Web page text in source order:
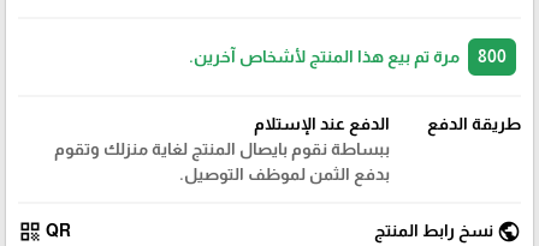
مرة تم بيع هذا المنتج لأشخاص آخرين.
طريقة الدفع
الدفع عند الإستلام
ببساطة نقوم بايصال المنتج لغاية منزلك وتقوم
بدفع الثمن لموظف التوصيل.
public نسخ رابط المنتج QR
qr_code